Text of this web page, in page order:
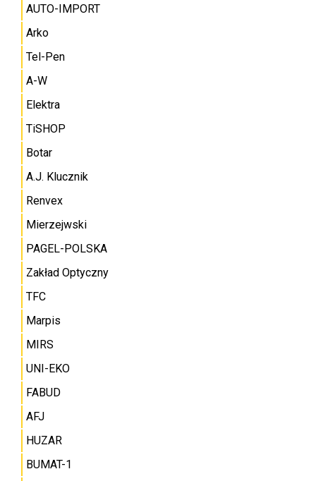
AUTO-IMPORT
Arko
Tel-Pen
A-W
Elektra
TiSHOP
Botar
A.J. Klucznik
Renvex
Mierzejwski
PAGEL-POLSKA
Zakład Optyczny
TFC
Marpis
MIRS
UNI-EKO
FABUD
AFJ
HUZAR
BUMAT-1